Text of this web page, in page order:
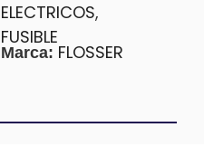
ELECTRICOS,
FUSIBLE
Marca: FLOSSER